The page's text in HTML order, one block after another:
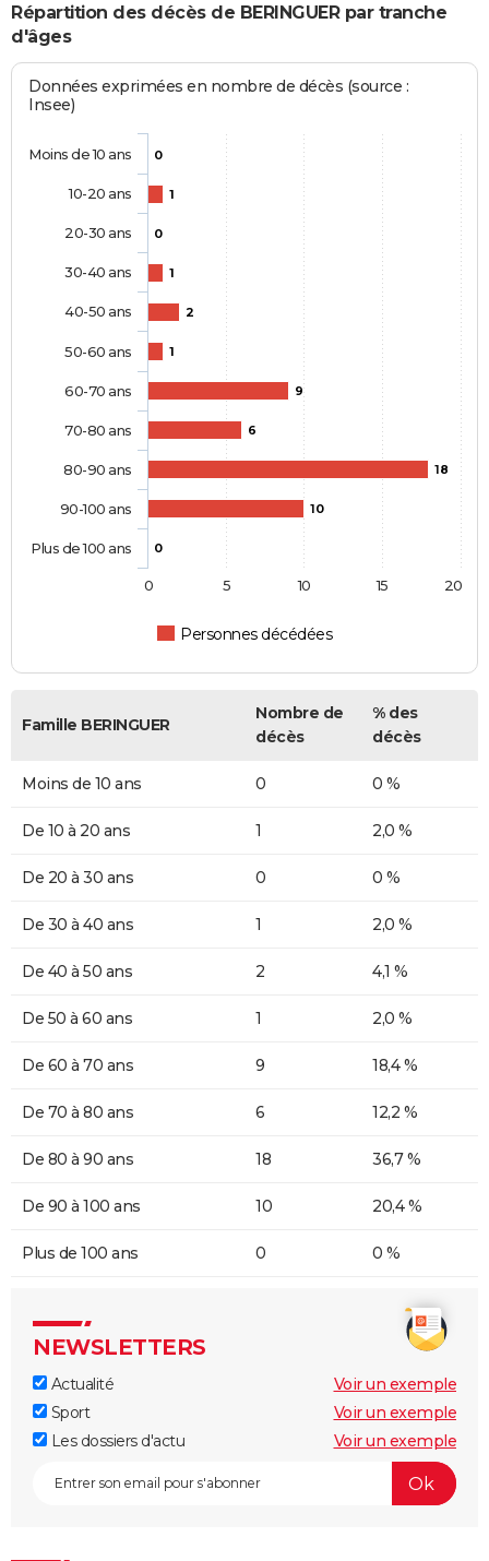
Répartition des décès de BERINGUER par tranche
d'âges
Données exprimées en nombre de décès (source :
Insee)
0
1
0
1
2
1
9
6
18
10
0
Personnes décédées
Moins de 10 ans
10-20 ans
20-30 ans
30-40 ans
40-50 ans
50-60 ans
60-70 ans
70-80 ans
80-90 ans
90-100 ans
Plus de 100 ans
0 5 10 15 20
Famille BERINGUER
Nombre de
décès
% des
décès
Moins de 10 ans 0 0 %
De 10 à 20 ans 1 2,0 %
De 20 à 30 ans 0 0 %
De 30 à 40 ans 1 2,0 %
De 40 à 50 ans 2 4,1 %
De 50 à 60 ans 1 2,0 %
De 60 à 70 ans 9 18,4 %
De 70 à 80 ans 6 12,2 %
De 80 à 90 ans 18 36,7 %
De 90 à 100 ans 10 20,4 %
Plus de 100 ans 0 0 %
NEWSLETTERS
Actualité
Voir un exemple
Sport
Voir un exemple
Les dossiers d'actu
Voir un exemple